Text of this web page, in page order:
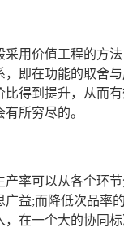
采用价值工程的方
，即在功能的取舍
比得到提升，从而
所穷尽的。
产率可以从各个环
广益;而降低次品率
，在一个大的协同